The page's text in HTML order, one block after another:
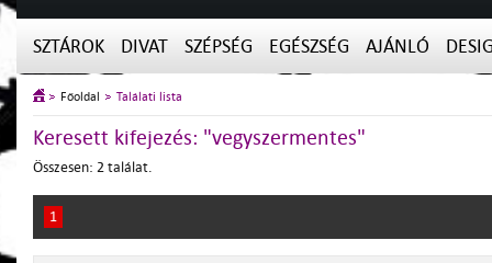
SZTÁROK DIVAT SZÉPSÉG EGÉSZSÉG AJÁNLÓ
Főoldal Találati lista
Keresett kifejezés: "vegyszermentes"
Összesen: 2 találat.
1